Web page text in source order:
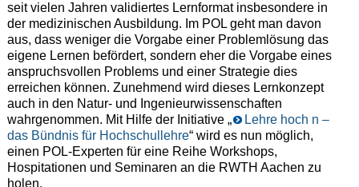
seit vielen Jahren validiertes Lernformat insbesondere in
der medizinischen Ausbildung. Im POL geht man davon
aus, dass weniger die Vorgabe einer Problemlösung das
eigene Lernen befördert, sondern eher die Vorgabe eines
anspruchsvollen Problems und einer Strategie dies
erreichen können. Zunehmend wird dieses Lernkonzept
auch in den Natur- und Ingenieurwissenschaften
wahrgenommen. Mit Hilfe der Initiative „
Lehre hoch n –
das Bündnis für Hochschullehre“ wird es nun möglich,
einen POL-Experten für eine Reihe Workshops,
Hospitationen und Seminaren an die RWTH Aachen zu
holen.